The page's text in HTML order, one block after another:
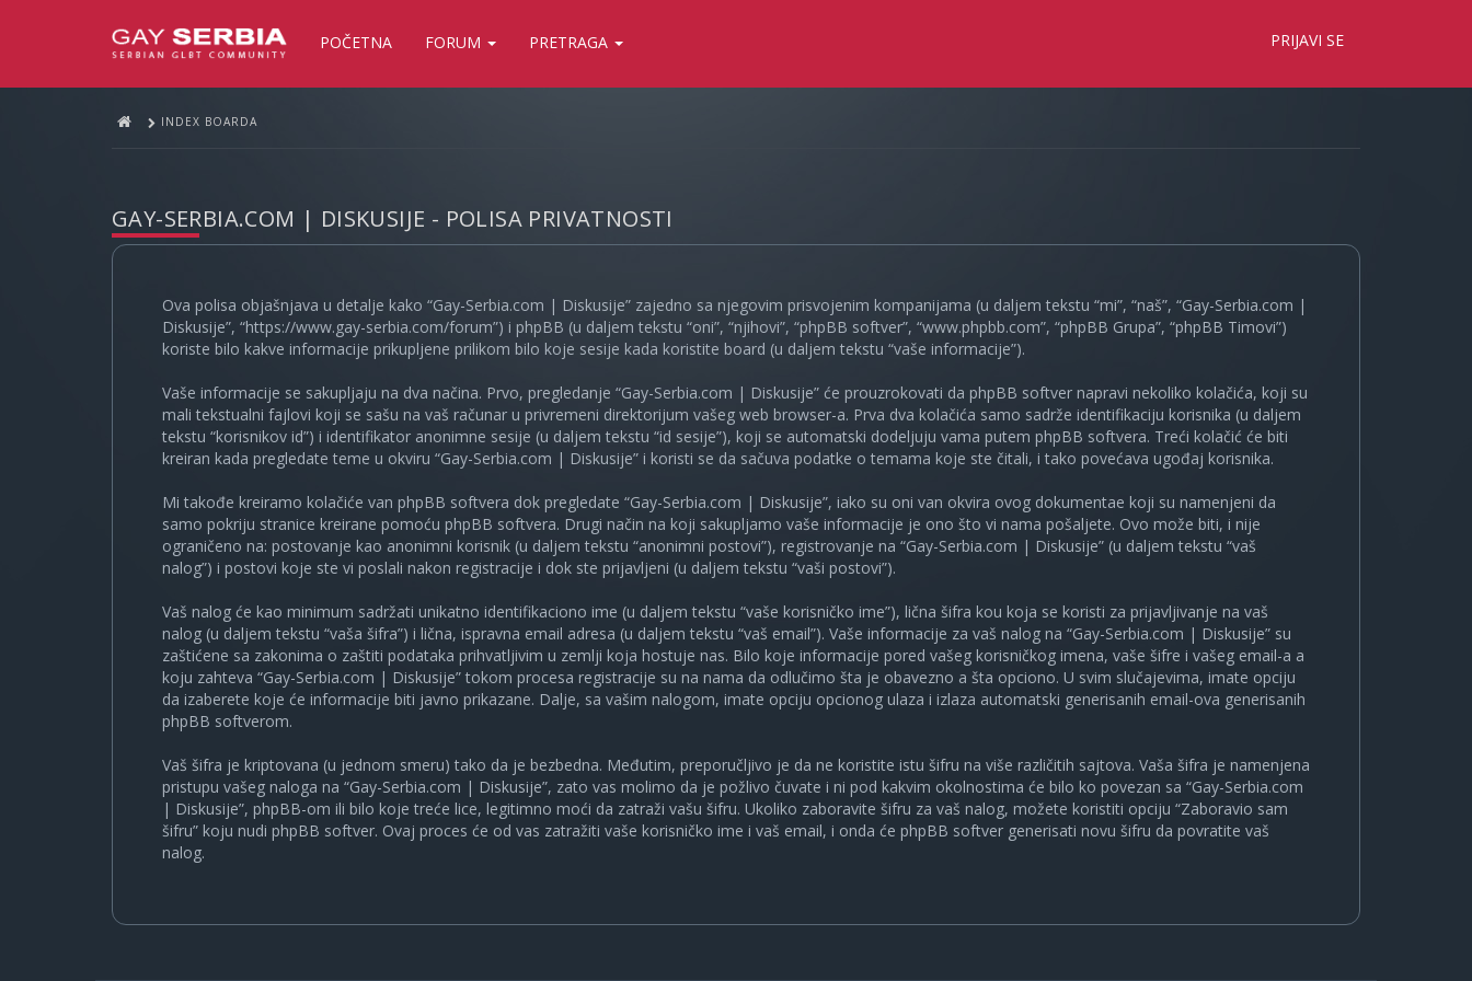
POČETNA FORUM PRETRAGA PRIJAVI SE
INDEX BOARDA
GAY-SERBIA.COM | DISKUSIJE - POLISA PRIVATNOSTI
Ova polisa objašnjava u detalje kako “Gay-Serbia.com | Diskusije” zajedno sa njegovim prisvojenim kompanijama (u daljem tekstu “mi”, “naš”, “Gay-Serbia.com |
Diskusije”, “https://www.gay-serbia.com/forum”) i phpBB (u daljem tekstu “oni”, “njihovi”, “phpBB softver”, “www.phpbb.com”, “phpBB Grupa”, “phpBB Timovi”)
koriste bilo kakve informacije prikupljene prilikom bilo koje sesije kada koristite board (u daljem tekstu “vaše informacije”).
Vaše informacije se sakupljaju na dva načina. Prvo, pregledanje “Gay-Serbia.com | Diskusije” će prouzrokovati da phpBB softver napravi nekoliko kolačića, koji su
mali tekstualni fajlovi koji se sašu na vaš računar u privremeni direktorijum vašeg web browser-a. Prva dva kolačića samo sadrže identifikaciju korisnika (u daljem
tekstu “korisnikov id”) i identifikator anonimne sesije (u daljem tekstu “id sesije”), koji se automatski dodeljuju vama putem phpBB softvera. Treći kolačić će biti
kreiran kada pregledate teme u okviru “Gay-Serbia.com | Diskusije” i koristi se da sačuva podatke o temama koje ste čitali, i tako povećava ugođaj korisnika.
Mi takođe kreiramo kolačiće van phpBB softvera dok pregledate “Gay-Serbia.com | Diskusije”, iako su oni van okvira ovog dokumentae koji su namenjeni da
samo pokriju stranice kreirane pomoću phpBB softvera. Drugi način na koji sakupljamo vaše informacije je ono što vi nama pošaljete. Ovo može biti, i nije
ograničeno na: postovanje kao anonimni korisnik (u daljem tekstu “anonimni postovi”), registrovanje na “Gay-Serbia.com | Diskusije” (u daljem tekstu “vaš
nalog”) i postovi koje ste vi poslali nakon registracije i dok ste prijavljeni (u daljem tekstu “vaši postovi”).
Vaš nalog će kao minimum sadržati unikatno identifikaciono ime (u daljem tekstu “vaše korisničko ime”), lična šifra kou koja se koristi za prijavljivanje na vaš
nalog (u daljem tekstu “vaša šifra”) i lična, ispravna email adresa (u daljem tekstu “vaš email”). Vaše informacije za vaš nalog na “Gay-Serbia.com | Diskusije” su
zaštićene sa zakonima o zaštiti podataka prihvatljivim u zemlji koja hostuje nas. Bilo koje informacije pored vašeg korisničkog imena, vaše šifre i vašeg email-a a
koju zahteva “Gay-Serbia.com | Diskusije” tokom procesa registracije su na nama da odlučimo šta je obavezno a šta opciono. U svim slučajevima, imate opciju
da izaberete koje će informacije biti javno prikazane. Dalje, sa vašim nalogom, imate opciju opcionog ulaza i izlaza automatski generisanih email-ova generisanih
phpBB softverom.
Vaš šifra je kriptovana (u jednom smeru) tako da je bezbedna. Međutim, preporučljivo je da ne koristite istu šifru na više različitih sajtova. Vaša šifra je namenjena
pristupu vašeg naloga na “Gay-Serbia.com | Diskusije”, zato vas molimo da je požlivo čuvate i ni pod kakvim okolnostima će bilo ko povezan sa “Gay-Serbia.com
| Diskusije”, phpBB-om ili bilo koje treće lice, legitimno moći da zatraži vašu šifru. Ukoliko zaboravite šifru za vaš nalog, možete koristiti opciju “Zaboravio sam
šifru” koju nudi phpBB softver. Ovaj proces će od vas zatražiti vaše korisničko ime i vaš email, i onda će phpBB softver generisati novu šifru da povratite vaš
nalog.